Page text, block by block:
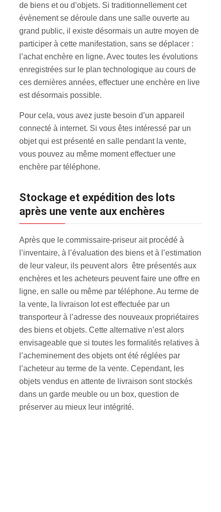
de biens et ou d’objets. Si traditionnellement cet
évènement se déroule dans une salle ouverte au
grand public, il existe désormais un autre moyen de
participer à cette manifestation, sans se déplacer :
l’achat enchère en ligne. Avec toutes les évolutions
enregistrées sur le plan technologique au cours de
ces dernières années, effectuer une enchère en live
est désormais possible.
Pour cela, vous avez juste besoin d’un appareil
connecté à internet. Si vous êtes intéressé par un
objet qui est présenté en salle pendant la vente,
vous pouvez au même moment effectuer une
enchère par téléphone.
Stockage et expédition des lots
après une vente aux enchères
Après que le commissaire-priseur ait procédé à
l’inventaire, à l’évaluation des biens et à l’estimation
de leur valeur, ils peuvent alors être présentés aux
enchères et les acheteurs peuvent faire une offre en
ligne, en salle ou même par téléphone. Au terme de
la vente, la livraison lot est effectuée par un
transporteur à l’adresse des nouveaux propriétaires
des biens et objets. Cette alternative n’est alors
envisageable que si toutes les formalités relatives à
l’acheminement des objets ont été réglées par
l’acheteur au terme de la vente. Cependant, les
objets vendus en attente de livraison sont stockés
dans un garde meuble ou un box, question de
préserver au mieux leur intégrité.